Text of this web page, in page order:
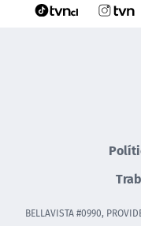
BELLAVISTA #0990,